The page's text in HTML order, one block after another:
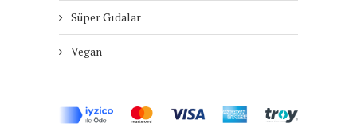
Süper Gıdalar
Vegan